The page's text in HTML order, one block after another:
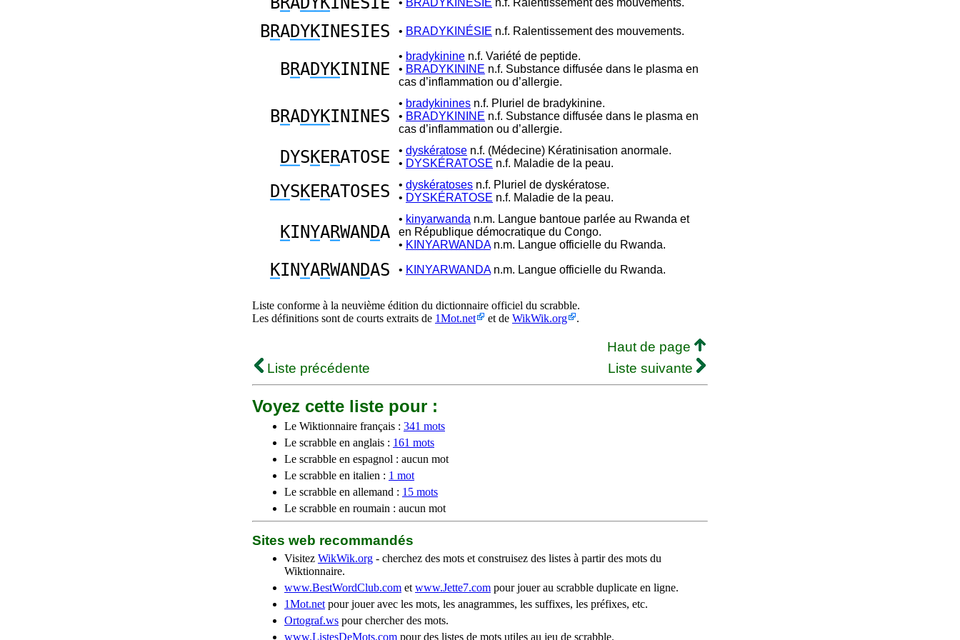
• BRADYKINÉSIE n.f. Ralentissement des mouvements.
BRADYKINESIES • BRADYKINÉSIE n.f. Ralentissement des mouvements.
BRADYKININE
• bradykinine n.f. Variété de peptide.
• BRADYKININE n.f. Substance diffusée dans le plasma en
cas d’inflammation ou d’allergie.
BRADYKININES
• bradykinines n.f. Pluriel de bradykinine.
• BRADYKININE n.f. Substance diffusée dans le plasma en
cas d’inflammation ou d’allergie.
DYSKERATOSE • dyskératose n.f. (Médecine) Kératinisation anormale.
• DYSKÉRATOSE n.f. Maladie de la peau.
DYSKERATOSES • dyskératoses n.f. Pluriel de dyskératose.
• DYSKÉRATOSE n.f. Maladie de la peau.
KINYARWAN DA
• kinyarwanda n.m. Langue bantoue parlée au Rwanda et
en République démocratique du Congo.
• KINYARWANDAn.m. Langue officielle du Rwanda.
KINYARWAN DAS • KINYARWANDAn.m. Langue officielle du Rwanda.
Liste conforme à la neuvième édition du dictionnaire officiel du scrabble.
Les définitions sont de courts extraits de 1Mot.net et de WikWik.org .
Haut de page
Liste précédente
Liste suivante
Voyez cette liste pour :
Le Wiktionnaire français : 341 mots
Le scrabble en anglais : 161 mots
Le scrabble en espagnol : aucun mot
Le scrabble en italien : 1 mot
Le scrabble en allemand : 15 mots
Le scrabble en roumain : aucun mot
Sites web recommandés
Visitez WikWik.org - cherchez des mots et construisez des listes à partir des mots du
Wiktionnaire.
www.BestWordClub.com et www.Jette7.com pour jouer au scrabble duplicate en ligne.
1Mot.net pour jouer avec les mots, les anagrammes, les suffixes, les préfixes, etc.
Ortograf.ws pour chercher des mots.
www.ListesDeMots.com pour des listes de mots utiles au jeu de scrabble.